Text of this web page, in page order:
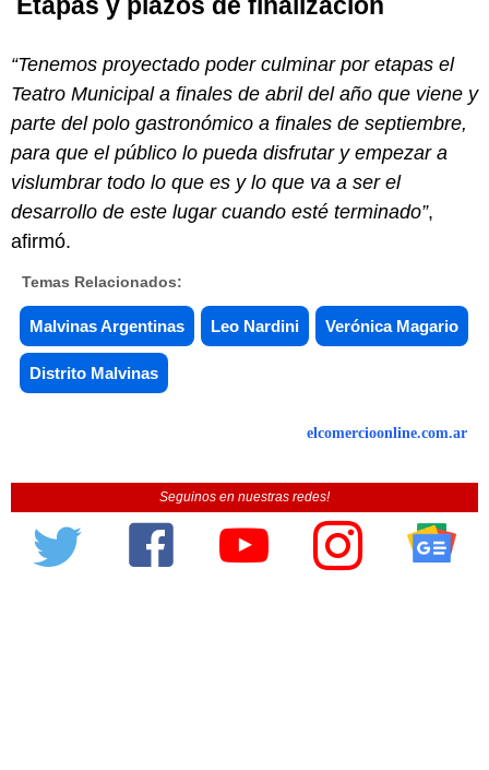
“Tenemos proyectado poder culminar por etapas el
Teatro Municipal a finales de abril del año que viene y
parte del polo gastronómico a finales de septiembre,
para que el público lo pueda disfrutar y empezar a
vislumbrar todo lo que es y lo que va a ser el
desarrollo de este lugar cuando esté terminado”,
afirmó.
Temas Relacionados:
Malvinas Argentinas Leo Nardini Verónica Magario
Distrito Malvinas
elcomercioonline.com.ar
Seguinos en nuestras redes!